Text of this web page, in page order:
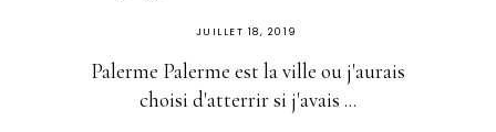
PUBLIÉ
JUILLET 18, 2019
Palerme Palerme est la ville ou j'aurais
choisi d'atterrir si j'avais ...